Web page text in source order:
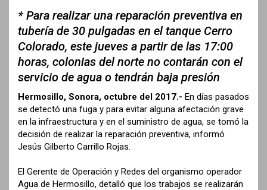
* Para realizar una reparación preventiva en
tubería de 30 pulgadas en el tanque Cerro
Colorado, este jueves a partir de las 17:00
horas, colonias del norte no contarán con el
servicio de agua o tendrán baja presión
Hermosillo, Sonora, octubre del 2017.- En días pasados
se detectó una fuga y para evitar alguna afectación grave
en la infraestructura y en el suministro de agua, se tomó la
decisión de realizar la reparación preventiva, informó
Jesús Gilberto Carrillo Rojas.
El Gerente de Operación y Redes del organismo operador
Agua de Hermosillo, detalló que los trabajos se realizarán